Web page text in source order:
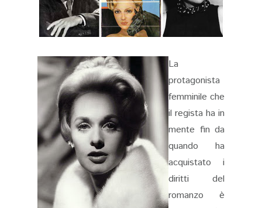
La
protagonista
femminile che
il regista ha in
mente fin da
quando ha
acquistato i
diritti del
romanzo è